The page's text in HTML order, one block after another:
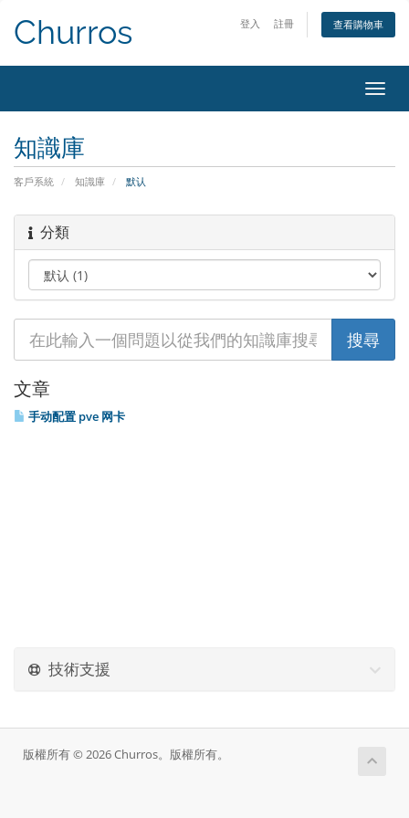
登入 註冊 查看購物車
Churros
切
換
知識庫
客戶系統 知識庫 默认
分類
文章
手动配置 pve 网卡
技術支援
版權所有 © 2026 Churros。版權所有。